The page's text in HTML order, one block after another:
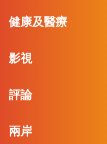
健康及醫療
影視
評論
兩岸